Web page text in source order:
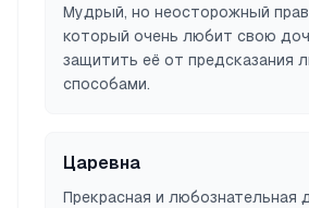
Мудрый, но неосторожный
который очень любит свою
защитить её от предсказания
способами.
Царевна
Прекрасная и любознательная